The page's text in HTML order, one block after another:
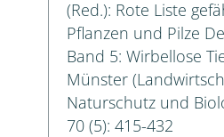
(Red.): Rote Liste
Pflanzen und Pilze
Band 5: Wirbellose
Münster
Naturschutz und
70 (5): 415-432